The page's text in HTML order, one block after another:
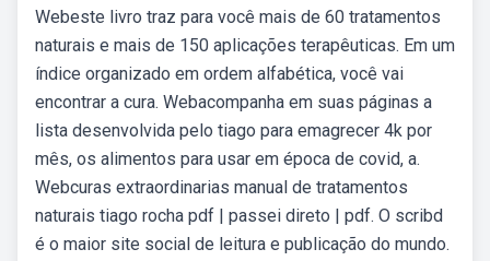
Webeste livro traz para você mais de 60 tratamentos
naturais e mais de 150 aplicações terapêuticas. Em um
índice organizado em ordem alfabética, você vai
encontrar a cura. Webacompanha em suas páginas a
lista desenvolvida pelo tiago para emagrecer 4k por
mês, os alimentos para usar em época de covid, a.
Webcuras extraordinarias manual de tratamentos
naturais tiago rocha pdf | passei direto | pdf. O scribd
é o maior site social de leitura e publicação do mundo.